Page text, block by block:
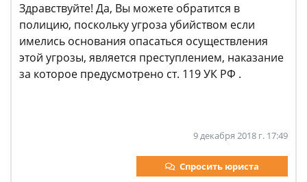
Здравствуйте! Да, Вы можете обратится в
полицию, поскольку угроза убийством если
имелись основания опасаться осуществления
этой угрозы, является преступлением, наказание
за которое предусмотрено ст. 119 УК РФ .
9 декабря 2018 г. 17:49
Спросить юриста